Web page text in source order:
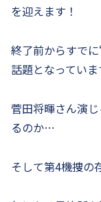
を迎えます！
終了前からすで
話題となっていま
菅田将暉さん演
るのか…
そして第4機捜の